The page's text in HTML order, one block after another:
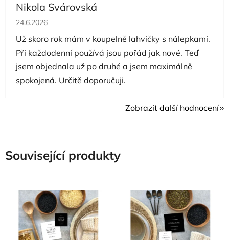
Nikola Svárovská
Hodnocení obchodu je 5 z 5 hvězdiček.
24.6.2026
Už skoro rok mám v koupelně lahvičky s nálepkami.
Při každodenní používá jsou pořád jak nové. Teď
jsem objednala už po druhé a jsem maximálně
spokojená. Určitě doporučuji.
Zobrazit další hodnocení
Související produkty